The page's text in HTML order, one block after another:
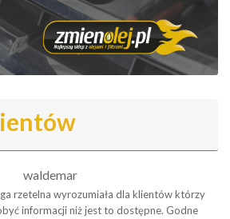
waldemar
rzetelna wyrozumiała dla klientów którzy
informacji niż jest to dostępne. Godne